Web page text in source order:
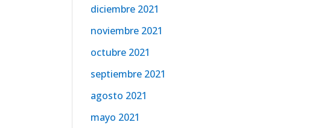
diciembre 2021
noviembre 2021
octubre 2021
septiembre 2021
agosto 2021
mayo 2021